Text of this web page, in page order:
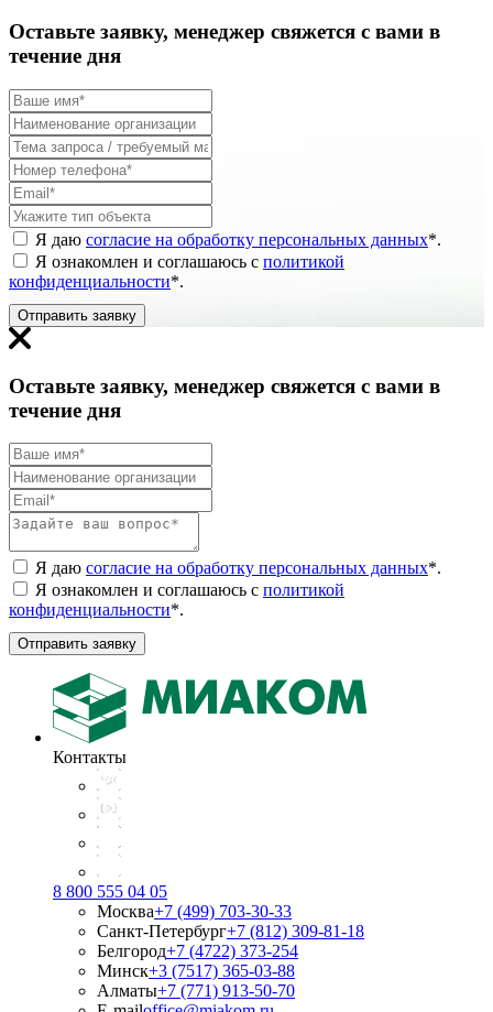
Оставьте заявку, менеджер свяжется с вами в
течение дня
Я даю согласие на обработку персональных данных*.
Я ознакомлен и соглашаюсь с политикой
конфиденциальности*.
Отправить заявку
Оставьте заявку, менеджер свяжется с вами в
течение дня
Я даю согласие на обработку персональных данных*.
Я ознакомлен и соглашаюсь с политикой
конфиденциальности*.
Отправить заявку
Контакты
8 800 555 04 05
Москва+7 (499) 703-30-33
Санкт-Петербург+7 (812) 309-81-18
Белгород+7 (4722) 373-254
Минск+3 (7517) 365-03-88
Алматы+7 (771) 913-50-70